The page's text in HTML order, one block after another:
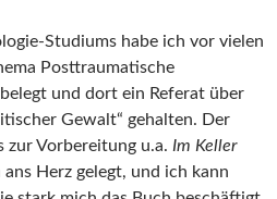
Studiums habe ich vor vielen
Posttraumatische
und dort ein Referat über
Gewalt“ gehalten. Der
zur Vorbereitung u.a. Im Keller
Herz gelegt, und ich kann